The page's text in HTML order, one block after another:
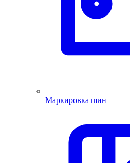
Маркировка шин